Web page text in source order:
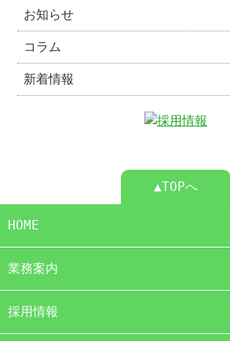
お知らせ
コラム
新着情報
▲TOPへ
HOME
業務案内
採用情報